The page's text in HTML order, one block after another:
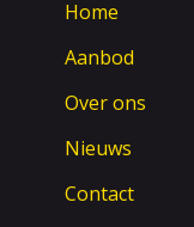
Home
Aanbod
Over ons
Nieuws
Contact